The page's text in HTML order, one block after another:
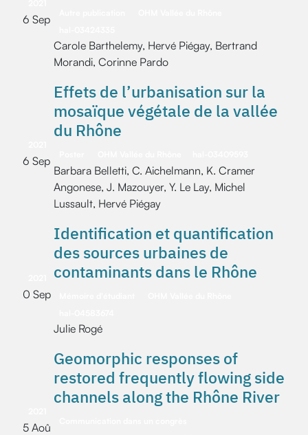
6 Sep
Carole Barthelemy, Hervé Piégay, Bertrand
Morandi, Corinne Pardo
6 Sep
Effets de l’urbanisation sur la
mosaïque végétale de la vallée
du Rhône
Barbara Belletti, C. Aichelmann, K. Cramer
Angonese, J. Mazouyer, Y. Le Lay, Michel
Lussault, Hervé Piégay
0 Sep
Identification et quantification
des sources urbaines de
contaminants dans le Rhône
Julie Rogé
5 Aoû
Geomorphic responses of
restored frequently flowing side
channels along the Rhône River